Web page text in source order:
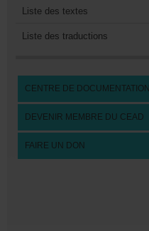
Listedestextes
Listedestraductions
CENTREDEDOCUMENTATION
DEVENIRMEMBREDUCEAD
FAIREUNDON